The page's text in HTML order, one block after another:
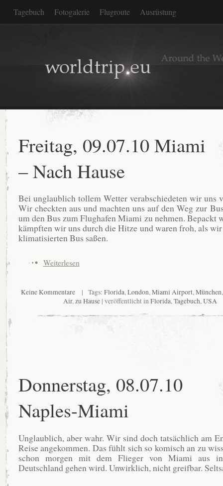
Tagebuch Fotogalerie Flugroute Ausrüstung
Freitag, 09.07.10 Miami
– Nach Hause
Bei unglaublich tollem Wetter verabschiedeten wir uns
Wir checkten aus und machten uns auf den Weg zur
um den Bus zum Flughafen Miami zu nehmen. Bepackt
kämpften wir uns durch die Hitze und waren froh, als
klimatisierten Bus saßen.
Weiterlesen
Keine Kommentare| Tags: Florida,London,Miami Airport,München
Air,zu Hause | veröffentlicht inFlorida,Tagebuch,USA
Donnerstag, 08.07.10
Naples-Miami
Unglaublich, aber wahr. Wir sind doch tatsächlich am
Reise angekommen. Das fühlt sich so komisch an zu
schon morgen mit dem Flieger von Miami aus
Deutschland gehen wird. Unwirklich, nicht greifbar.